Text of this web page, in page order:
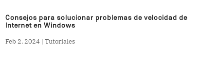
Consejos para solucionar problemas de velocidad de
Internet en Windows
Feb 2, 2024 |Tutoriales